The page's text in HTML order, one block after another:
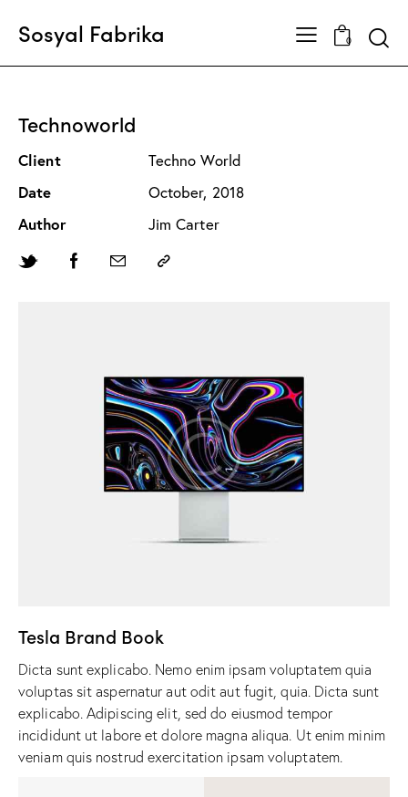
Sosyal Fabrika 0
Technoworld
Tesla Brand Book
Dicta sunt explicabo. Nemo enim ipsam voluptatem quia
voluptas sit aspernatur aut odit aut fugit, quia. Dicta sunt
explicabo. Adipiscing elit, sed do eiusmod tempor
incididunt ut labore et dolore magna aliqua. Ut enim minim
veniam quis nostrud exercitation ipsam voluptatem.
Client Techno World
Date October, 2018
Author
Jim Carter
Twitter-FacebookShare-
Copy